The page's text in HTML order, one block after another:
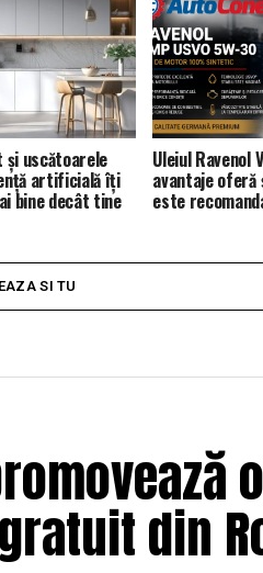
și uscătoarele
artificială îți
bine decât tine
Uleiul Ravenol
avantaje
este
SI TU
din